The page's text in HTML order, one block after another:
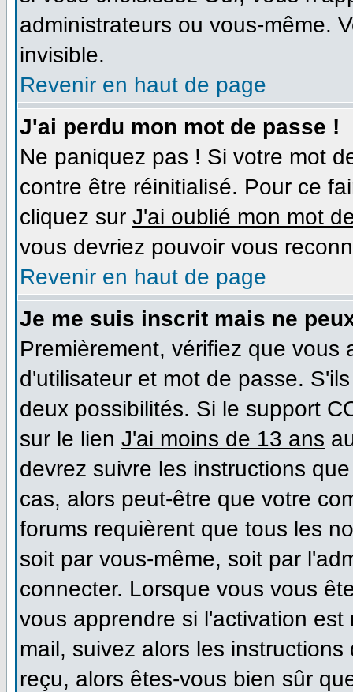
administrateurs ou vous-même.
invisible.
Revenir en haut de page
J'ai perdu mon mot de passe !
Ne paniquez pas ! Si votre mot
contre être réinitialisé. Pour ce
cliquez sur J'ai oublié mon mot
vous devriez pouvoir vous
Revenir en haut de page
Je me suis inscrit mais ne
Premièrement, vérifiez que
d'utilisateur et mot de passe.
deux possibilités. Si le support
sur le lien J'ai moins de 13 ans
devrez suivre les instructions
cas, alors peut-être que votre
forums requièrent que tous les
soit par vous-même, soit par
connecter. Lorsque vous vous
vous apprendre si l'activation
mail, suivez alors les
reçu, alors êtes-vous bien sûr